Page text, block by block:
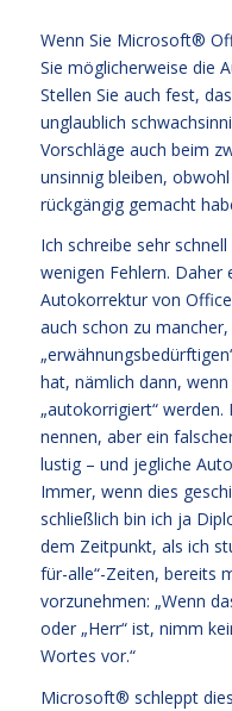
Wenn Sie Microsoft®
Sie möglicherweise die
Stellen Sie auch fest,
unglaublich
Vorschläge auch beim
unsinnig bleiben,
rückgängig gemacht
Ich schreibe sehr
wenigen Fehlern.
Autokorrektur von
auch schon zu
hat, nämlich dann,
„autokorrigiert“
nennen, aber ein
lustig – und jegliche
Immer, wenn dies
schließlich bin ich ja
dem Zeitpunkt, als ich
für-alle“-Zeiten, bereits
vorzunehmen: „Wenn
oder „Herr“ ist, nimm
Wortes vor.“
Microsoft® schleppt